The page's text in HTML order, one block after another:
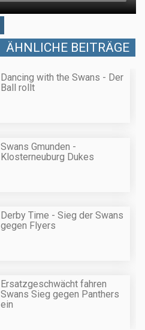
ÄHNLICHE BEITRÄGE
Dancing with the Swans - Der
Ball rollt
Swans Gmunden -
Klosterneuburg Dukes
Derby Time - Sieg der Swans
gegen Flyers
Ersatzgeschwächt fahren
Swans Sieg gegen Panthers
ein